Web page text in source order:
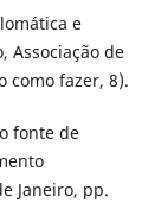
e
Associação de
como fazer, 8).
fonte de
Janeiro, pp.